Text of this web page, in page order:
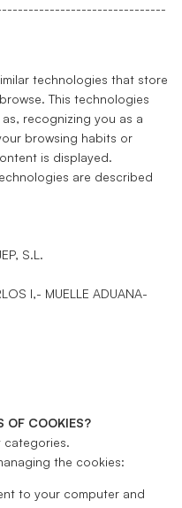
technologies that store
This technologies
recognizing you as a
browsing habits or
is displayed.
are described
S.L.
I,- MUELLE ADUANA-
OF COOKIES?
categories.
the cookies:
to your computer and